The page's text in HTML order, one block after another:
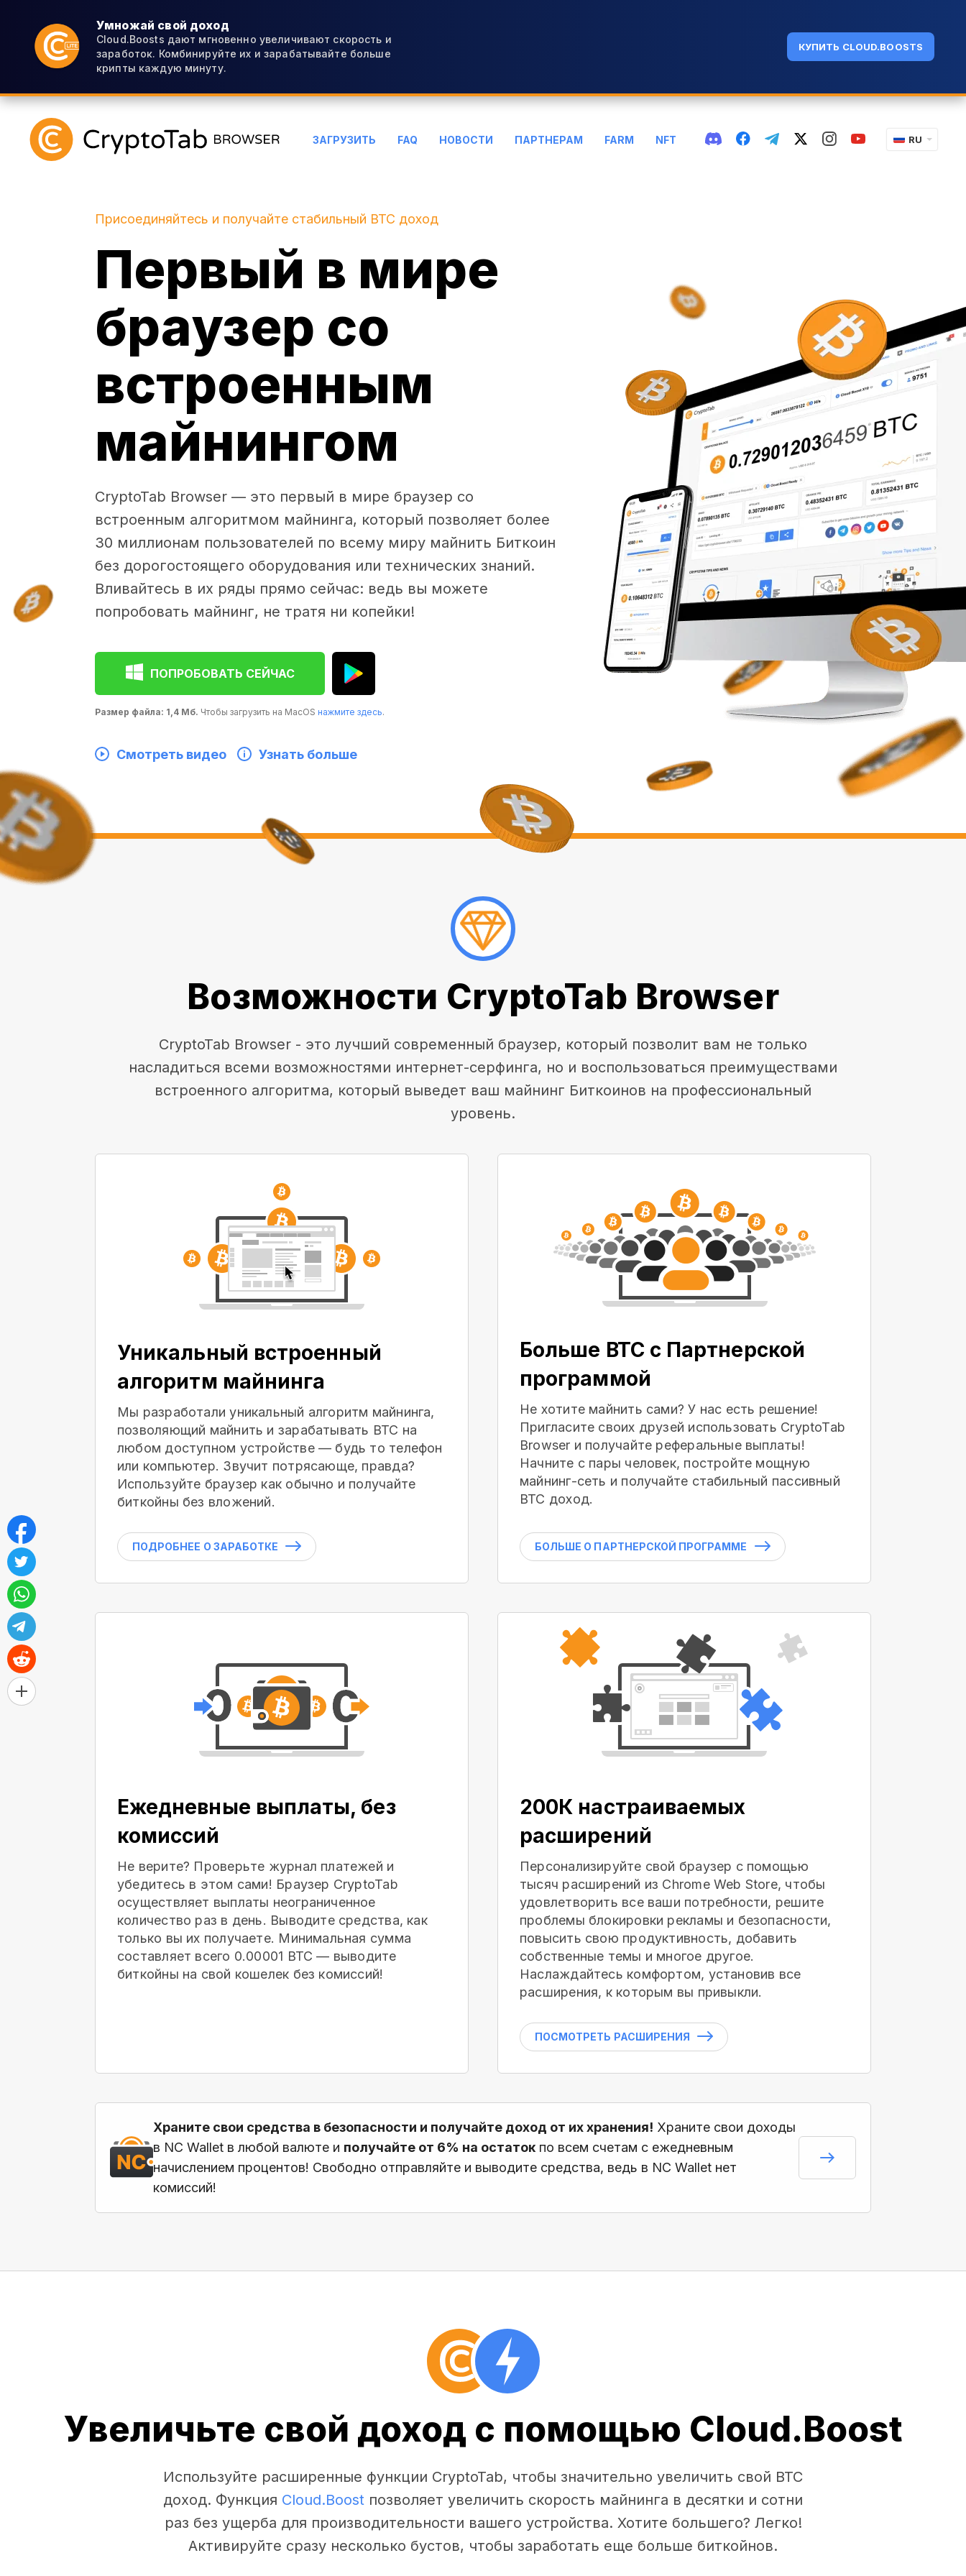
Умножай свой доход
Cloud.Boosts дают мгновенно увеличивают скорость и
заработок. Комбинируйте их и зарабатывайте больше
крипты каждую минуту.
КУПИТЬ CLOUD.BOOSTS
ЗАГРУЗИТЬ FAQ НОВОСТИ ПАРТНЕРАМ FARM NFT RU
Присоединяйтесь и получайте стабильный BTC доход
Первый в мире
браузер со
встроенным
майнингом
CryptoTab Browser — это первый в мире браузер со
встроенным алгоритмом майнинга, который позволяет более
30 миллионам пользователей по всему миру майнить Биткоин
без дорогостоящего оборудования или технических знаний.
Вливайтесь в их ряды прямо сейчас: ведь вы можете
попробовать майнинг, не тратя ни копейки!
ПОПРОБОВАТЬ СЕЙЧАС
Размер файла: 1,4 Мб. Чтобы загрузить на MacOS нажмите здесь.
Смотреть видео Узнать больше
Возможности CryptoTab Browser
CryptoTab Browser - это лучший современный браузер, который позволит вам не только
насладиться всеми возможностями интернет-серфинга, но и воспользоваться преимуществами
встроенного алгоритма, который выведет ваш майнинг Биткоинов на профессиональный
уровень.
Уникальный встроенный
алгоритм майнинга
Мы разработали уникальный алгоритм майнинга,
позволяющий майнить и зарабатывать BTC на
любом доступном устройстве — будь то телефон
или компьютер. Звучит потрясающе, правда?
Используйте браузер как обычно и получайте
биткойны без вложений.
ПОДРОБНЕЕ О ЗАРАБОТКЕ
Больше BTC с Партнерской
программой
Не хотите майнить сами? У нас есть решение!
Пригласите своих друзей использовать CryptoTab
Browser и получайте реферальные выплаты!
Начните с пары человек, постройте мощную
майнинг-сеть и получайте стабильный пассивный
BTC доход.
БОЛЬШЕ О ПАРТНЕРСКОЙ ПРОГРАММЕ
Ежедневные выплаты, без
комиссий
Не верите? Проверьте журнал платежей и
убедитесь в этом сами! Браузер CryptoTab
осуществляет выплаты неограниченное
количество раз в день. Выводите средства, как
только вы их получаете. Минимальная сумма
составляет всего 0.00001 BTC — выводите
биткойны на свой кошелек без комиссий!
200К настраиваемых
расширений
Персонализируйте свой браузер с помощью
тысяч расширений из Chrome Web Store, чтобы
удовлетворить все ваши потребности, решите
проблемы блокировки рекламы и безопасности,
повысить свою продуктивность, добавить
собственные темы и многое другое.
Наслаждайтесь комфортом, установив все
расширения, к которым вы привыкли.
ПОСМОТРЕТЬ РАСШИРЕНИЯ
Храните свои средства в безопасности и получайте доход от их хранения! Храните свои доходы
в NC Wallet в любой валюте и получайте от 6% на остаток по всем счетам с ежедневным
начислением процентов! Свободно отправляйте и выводите средства, ведь в NC Wallet нет
комиссий!
Увеличьте свой доход с помощью Cloud.Boost
Используйте расширенные функции CryptoTab, чтобы значительно увеличить свой BTC
доход. Функция Cloud.Boost позволяет увеличить скорость майнинга в десятки и сотни
раз без ущерба для производительности вашего устройства. Хотите большего? Легко!
Активируйте сразу несколько бустов, чтобы заработать еще больше биткойнов.